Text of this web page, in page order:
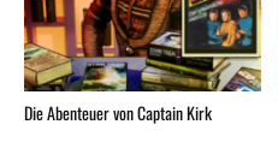
Die Abenteuer von Captain Kirk